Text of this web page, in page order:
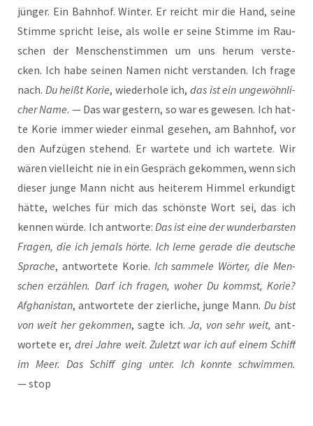
jün­ger. Ein Bahn­hof. Win­ter. Er reicht mir die Hand, sei­ne
Stim­me spricht lei­se, als wol­le er sei­ne Stim­me im Rau­
schen der Men­schen­stim­men um uns her­um ver­ste­
cken. Ich habe sei­nen Namen nicht ver­stan­den. Ich fra­ge
nach. Du heißt Korie, wie­der­ho­le ich,das ist ein unge­wöhn­li­
cher Name. — Das war ges­tern, so war es gewe­sen. Ich hat­
te Korie immer wie­der ein­mal gese­hen, am Bahn­hof, vor
den Auf­zü­gen ste­hend. Er war­te­te und ich war­te­te. Wir
wären viel­leicht nie in ein Gespräch gekom­men, wenn sich
die­ser jun­ge Mann nicht aus hei­te­rem Him­mel erkun­digt
hät­te, wel­ches für mich das schöns­te Wort sei, das ich
ken­nen wür­de. Ich ant­wor­te: Das ist eine der wun­der­bars­ten
Fra­gen, die ich jemals hör­te. Ich ler­ne gera­de die deut­sche
Spra­che, ant­wor­te­te Korie. Ich sam­me­le Wör­ter, die Men­
schen erzäh­len. Darf ich fra­gen, woher Du kommst, Korie?
Afgha­ni­stan, ant­wor­te­te der zier­li­che, jun­ge Mann. Du bist
von weit her gekom­men, sag­te ich. Ja, von sehr weit, ant­
wor­te­te er, drei Jah­re weit.Zuletzt war ich auf einem Schiff
im Meer. Das Schiff ging unter. Ich konn­te schwim­men.
— stop